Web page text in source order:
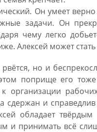
Он умеет
задачи. Он
чему легко
Алексей может
но и
поприще его
организации
сдержан и
обладает
и принимать всё